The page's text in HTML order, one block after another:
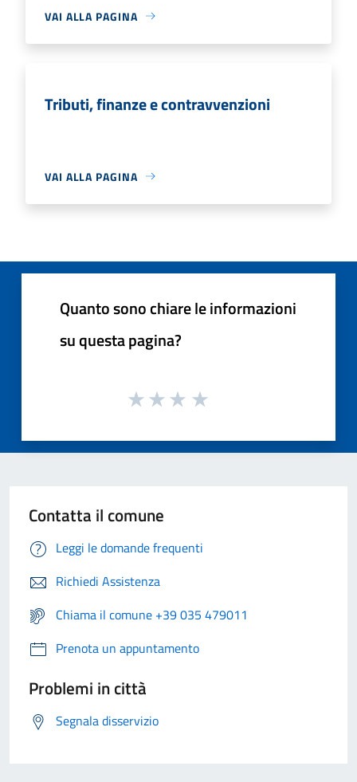
VAI ALLA PAGINA
Tributi, finanze e contravvenzioni
VAI ALLA PAGINA
Quanto sono chiare le informazioni
su questa pagina?
Contatta il comune
Leggi le domande frequenti
Richiedi Assistenza
Chiama il comune +39 035 479011
Prenota un appuntamento
Problemi in città
Segnala disservizio